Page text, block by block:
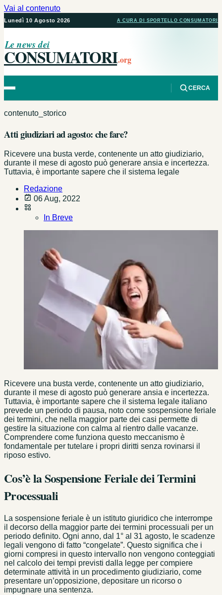
Vai al contenuto
Lunedì 10 Agosto 2026 A CURA DI SPORTELLO CONSUMATORI
Le news dei
CONSUMATORI.org
CERCA
contenuto_storico
Atti giudiziari ad agosto: che fare?
Ricevere una busta verde, contenente un atto giudiziario,
durante il mese di agosto può generare ansia e incertezza.
Tuttavia, è importante sapere che il sistema legale
Redazione
06 Aug, 2022
In Breve
Ricevere una busta verde, contenente un atto giudiziario,
durante il mese di agosto può generare ansia e incertezza.
Tuttavia, è importante sapere che il sistema legale italiano
prevede un periodo di pausa, noto come sospensione feriale
dei termini, che nella maggior parte dei casi permette di
gestire la situazione con calma al rientro dalle vacanze.
Comprendere come funziona questo meccanismo è
fondamentale per tutelare i propri diritti senza rovinarsi il
riposo estivo.
Cos’è la Sospensione Feriale dei Termini
Processuali
La sospensione feriale è un istituto giuridico che interrompe
il decorso della maggior parte dei termini processuali per un
periodo definito. Ogni anno, dal 1° al 31 agosto, le scadenze
legali vengono di fatto “congelate”. Questo significa che i
giorni compresi in questo intervallo non vengono conteggiati
nel calcolo dei tempi previsti dalla legge per compiere
determinate attività in un procedimento giudiziario, come
presentare un’opposizione, depositare un ricorso o
impugnare una sentenza.